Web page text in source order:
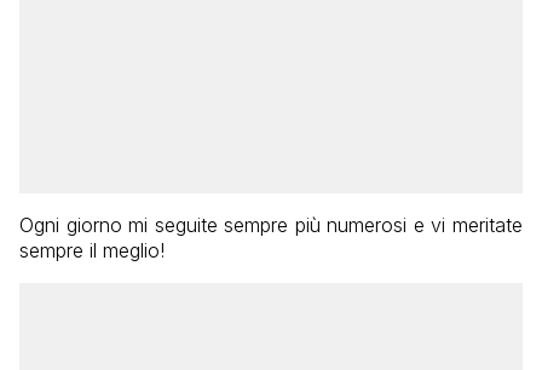
Ogni giorno mi seguite sempre più numerosi e vi meritate
sempre il meglio!